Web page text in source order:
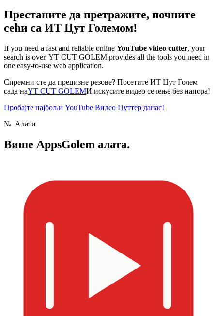
Престаните да претражите, почните
сећи са ИТ Цут Големом!
If you need a fast and reliable online YouTube video cutter, your
search is over. YT CUT GOLEM provides all the tools you need in
one easy-to-use web application.
Спремни сте да прецизне резове? Посетите ИТ Цут Голем
сада наYT CUT GOLEMИ искусите видео сечење без напора!
Пробајте најбољи YouTube Видео Цуттер данас!
№ Алати
Више AppsGolem алата.